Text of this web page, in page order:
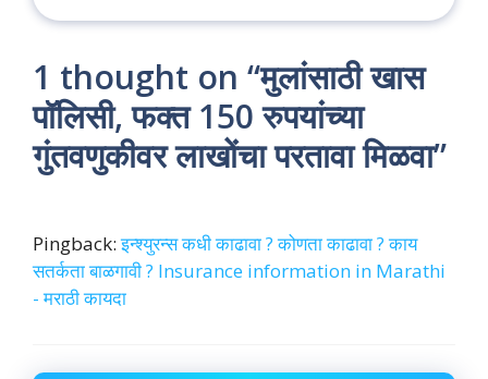
1 thought on “मुलांसाठी खास
पॉलिसी, फक्त 150 रुपयांच्या
गुंतवणुकीवर लाखोंचा परतावा मिळवा”
Pingback:इन्श्युरन्स कधी काढावा ? कोणता काढावा ? काय
सतर्कता बाळगावी ? Insurance information in Marathi
- मराठी कायदा